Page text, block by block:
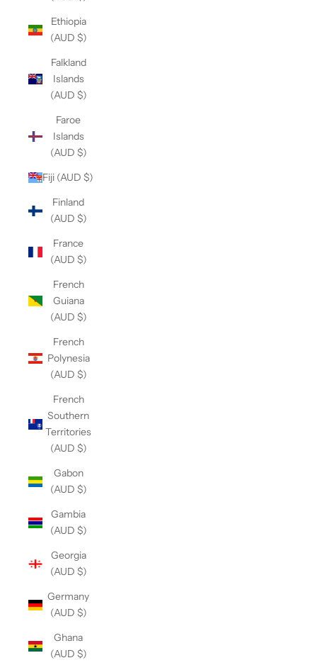
Ethiopia
(AUD $)
Falkland
Islands
(AUD $)
Faroe
Islands
(AUD $)
Fiji (AUD $)
Finland
(AUD $)
France
(AUD $)
French
Guiana
(AUD $)
French
Polynesia
(AUD $)
French
Southern
Territories
(AUD $)
Gabon
(AUD $)
Gambia
(AUD $)
Georgia
(AUD $)
Germany
(AUD $)
Ghana
(AUD $)